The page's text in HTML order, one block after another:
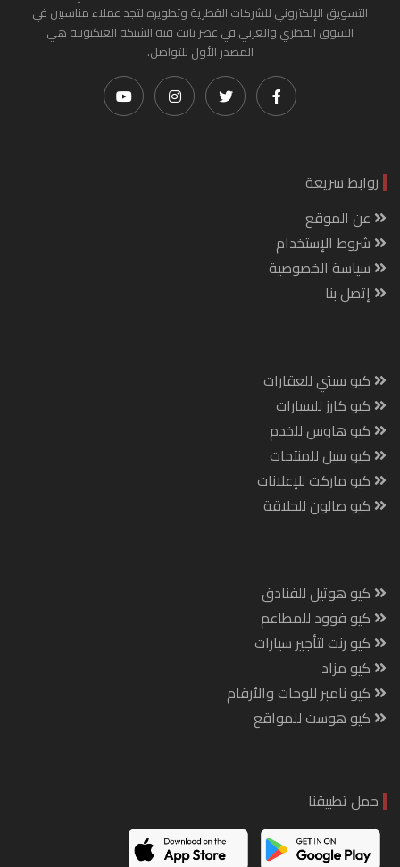
التسويق الإلكتروني للشركات القطرية وتطويره لتجد عملاء مناسبين في
السوق القطري والعربي في عصر باتت فيه الشبكة العنكبونية هي
المصدر الأول للتواصل.
روابط سريعة
عن الموقع
شروط الإستخدام
سياسة الخصوصية
إتصل بنا
كيو سيتي للعقارات
كيو كارز للسيارات
كيو هاوس للخدم
كيو سيل للمنتجات
كيو ماركت للإعلانات
كيو صالون للحلاقة
كيو هوتيل للفنادق
كيو فوود للمطاعم
كيو رنت لتأجير سيارات
كيو مزاد
كيو نامبر للوحات والأرقام
كيو هوست للمواقع
حمل تطبيقنا